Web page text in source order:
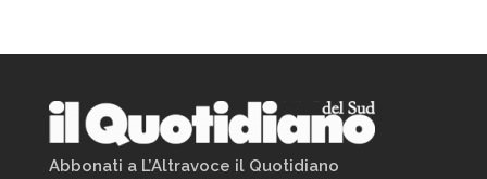
Abbonati a L’Altravoce il Quotidiano